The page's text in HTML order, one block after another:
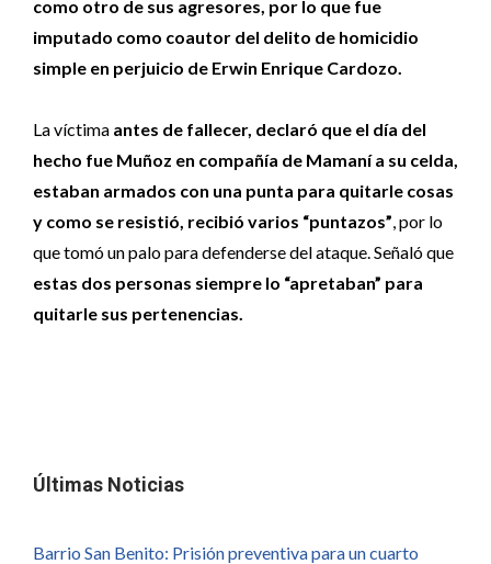
como otro de sus agresores, por lo que fue
imputado como coautor del delito de homicidio
simple en perjuicio de Erwin Enrique Cardozo.
La víctima antes de fallecer, declaró que el día del
hecho fue Muñoz en compañía de Mamaní a su celda,
estaban armados con una punta para quitarle cosas
y como se resistió, recibió varios “puntazos”, por lo
que tomó un palo para defenderse del ataque. Señaló que
estas dos personas siempre lo “apretaban” para
quitarle sus pertenencias.
Últimas Noticias
Barrio San Benito: Prisión preventiva para un cuarto